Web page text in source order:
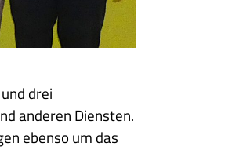
drei
anderen Diensten.
ebenso um das